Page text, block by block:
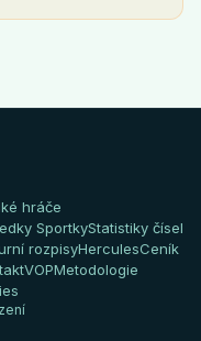
hráče
SportkyStatistiky čísel
rozpisyHerculesCeník
VOPMetodologie